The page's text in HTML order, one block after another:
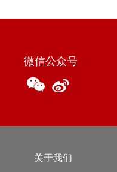
微信公众号
关于我们